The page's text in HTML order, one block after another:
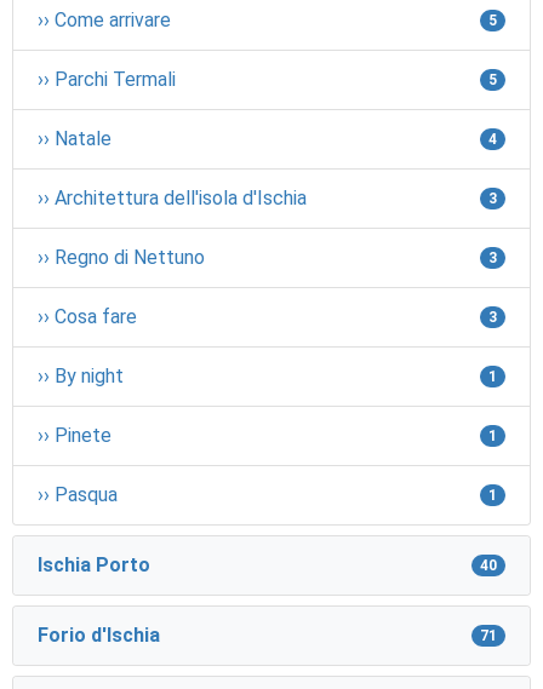
›› Come arrivare 5
›› Parchi Termali 5
›› Natale 4
›› Architettura dell'isola d'Ischia 3
›› Regno di Nettuno 3
›› Cosa fare 3
›› By night 1
›› Pinete 1
›› Pasqua 1
Ischia Porto 40
Forio d'Ischia 71